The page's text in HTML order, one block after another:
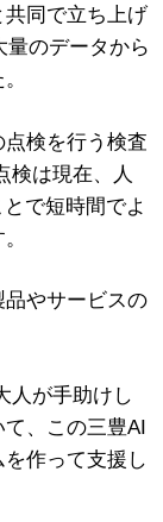
同で立ち上げ
量のデータから
検を行う検査
は現在、人
で短時間でよ
やサービスの
人が手助けし
、この三豊AI
作って支援し